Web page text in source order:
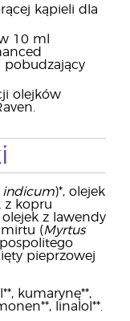
kąpieli dla
10 ml
pobudzający
olejków
indicum)*, olejek
z kopru
olejek z lawendy
mirtu (Myrtus
pieprzowej
kumarynę**,
linalol**.